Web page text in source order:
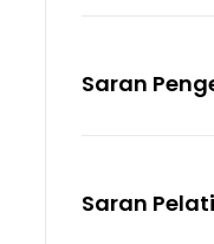
Saran
Saran